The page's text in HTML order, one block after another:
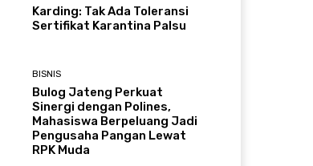
Karding: Tak Ada Toleransi
Sertifikat Karantina Palsu
BISNIS
Bulog Jateng Perkuat
Sinergi dengan Polines,
Mahasiswa Berpeluang Jadi
Pengusaha Pangan Lewat
RPK Muda